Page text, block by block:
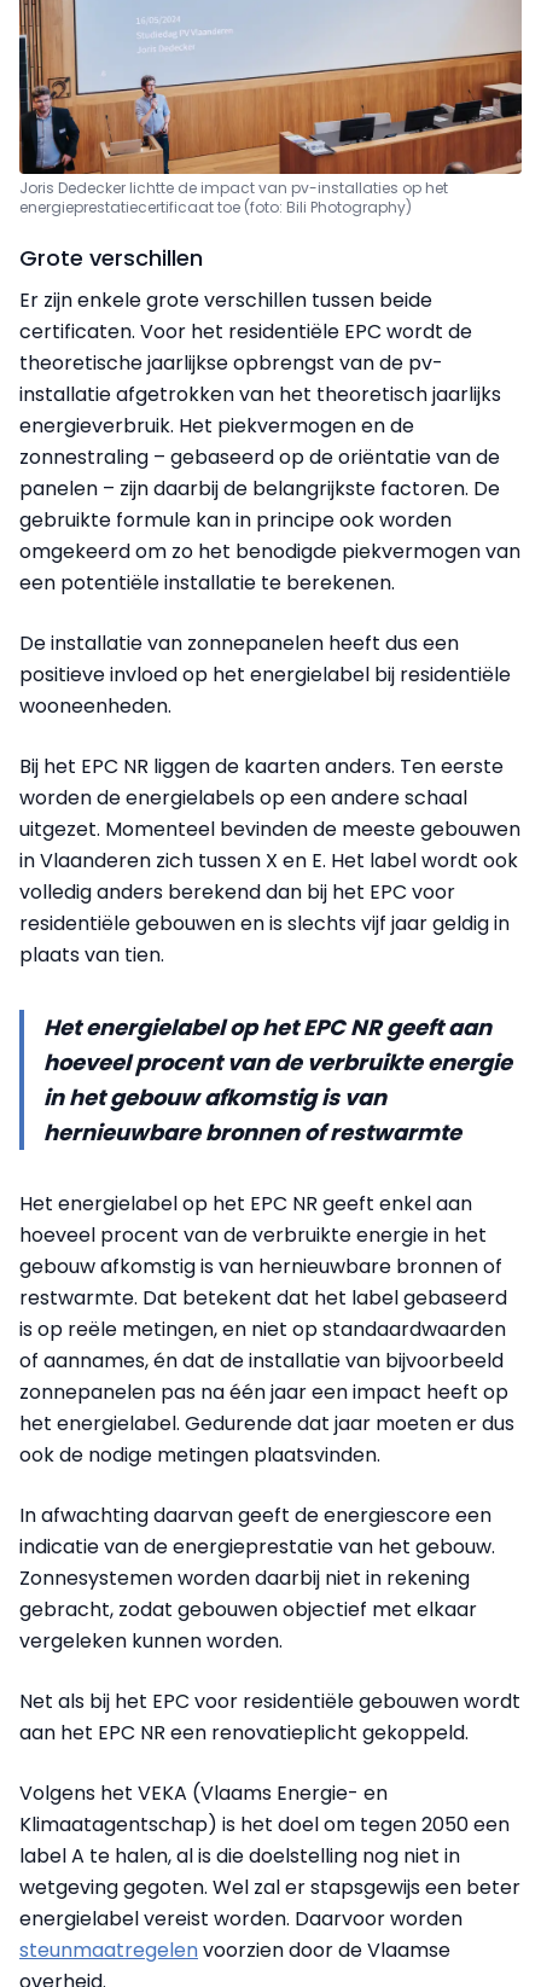
Joris Dedecker lichtte de impact van pv-installaties op het
energieprestatiecertificaat toe (foto: Bili Photography)
Grote verschillen
Er zijn enkele grote verschillen tussen beide
certificaten. Voor het residentiële EPC wordt de
theoretische jaarlijkse opbrengst van de pv-
installatie afgetrokken van het theoretisch jaarlijks
energieverbruik. Het piekvermogen en de
zonnestraling – gebaseerd op de oriëntatie van de
panelen – zijn daarbij de belangrijkste factoren. De
gebruikte formule kan in principe ook worden
omgekeerd om zo het benodigde piekvermogen van
een potentiële installatie te berekenen.
De installatie van zonnepanelen heeft dus een
positieve invloed op het energielabel bij residentiële
wooneenheden.
Bij het EPC NR liggen de kaarten anders. Ten eerste
worden de energielabels op een andere schaal
uitgezet. Momenteel bevinden de meeste gebouwen
in Vlaanderen zich tussen X en E. Het label wordt ook
volledig anders berekend dan bij het EPC voor
residentiële gebouwen en is slechts vijf jaar geldig in
plaats van tien.
Het energielabel op het EPC NR geeft aan
hoeveel procent van de verbruikte energie
in het gebouw afkomstig is van
hernieuwbare bronnen of restwarmte
Het energielabel op het EPC NR geeft enkel aan
hoeveel procent van de verbruikte energie in het
gebouw afkomstig is van hernieuwbare bronnen of
restwarmte. Dat betekent dat het label gebaseerd
is op reële metingen, en niet op standaardwaarden
of aannames, én dat de installatie van bijvoorbeeld
zonnepanelen pas na één jaar een impact heeft op
het energielabel. Gedurende dat jaar moeten er dus
ook de nodige metingen plaatsvinden.
In afwachting daarvan geeft de energiescore een
indicatie van de energieprestatie van het gebouw.
Zonnesystemen worden daarbij niet in rekening
gebracht, zodat gebouwen objectief met elkaar
vergeleken kunnen worden.
Net als bij het EPC voor residentiële gebouwen wordt
aan het EPC NR een renovatieplicht gekoppeld.
Volgens het VEKA (Vlaams Energie- en
Klimaatagentschap) is het doel om tegen 2050 een
label A te halen, al is die doelstelling nog niet in
wetgeving gegoten. Wel zal er stapsgewijs een beter
energielabel vereist worden. Daarvoor worden
steunmaatregelenvoorzien door de Vlaamse